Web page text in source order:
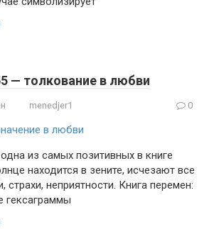
— толкование в любви
menedjer1 0
из самых позитивных в книге
находится в зените, исчезают все
страхи, неприятности. Книга перемен:
гексаграммы